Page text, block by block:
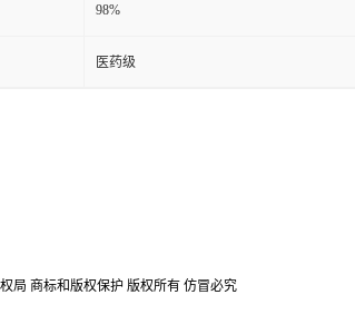
98%
医药级
局 商标和版权保护 版权所有 仿冒必究